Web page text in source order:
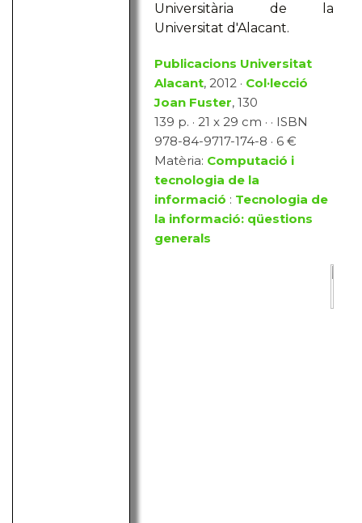
Universitària de la
Universitat d'Alacant.
Publicacions Universitat
Alacant, 2012 · Col·lecció
Joan Fuster, 130
139 p. · 21 x 29 cm · · ISBN
978-84-9717-174-8 · 6 €
Matèria: Computació i
tecnologia de la
informació : Tecnologia de
la informació: qüestions
generals